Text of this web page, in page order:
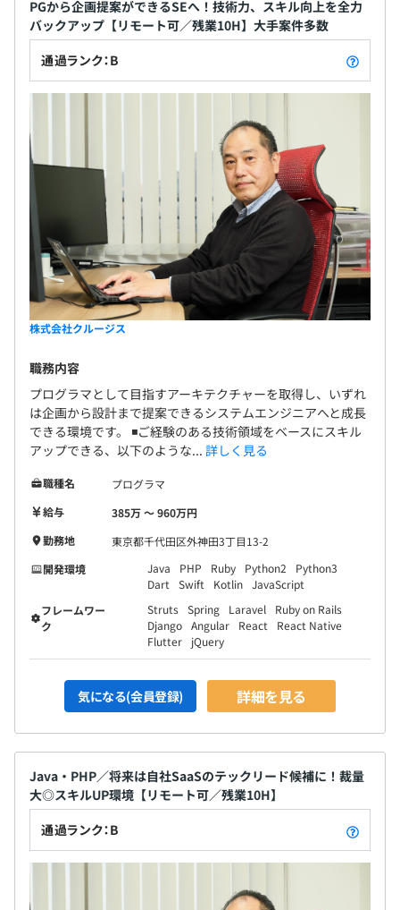
PGから企画提案ができるSEへ！技術力、スキル向上を全力
バックアップ【リモート可／残業10H】大手案件多数
通過ランク：B
株式会社クルージス
職務内容
プログラマとして目指すアーキテクチャーを取得し、いずれ
は企画から設計まで提案できるシステムエンジニアへと成長
できる環境です。 ◾️ご経験のある技術領域をベースにスキル
アップできる、以下のような... 詳しく見る
職種名
プログラマ
給与
385万 〜 960万円
勤務地
東京都千代田区外神田3丁目13-2
開発環境
Java PHP Ruby Python2
Python3
Dart
Swift Kotlin JavaScript
フレームワー
ク
Struts Spring Laravel
Ruby on Rails
Django Angular React
React Native
Flutter
jQuery
気になる(会員登録) 詳細を見る
Java・PHP／将来は自社SaaSのテックリード候補に！裁量
大◎スキルUP環境【リモート可／残業10H】
通過ランク：B